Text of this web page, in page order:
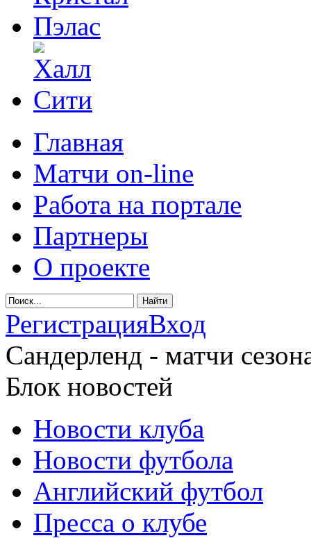
Главная
Матчи on-line
Работа на портале
Партнеры
О проекте
РегистрацияВход
Сандерленд - матчи
Блок новостей
Новости клуба
Новости футбола
Английский футбол
Пресса о клубе